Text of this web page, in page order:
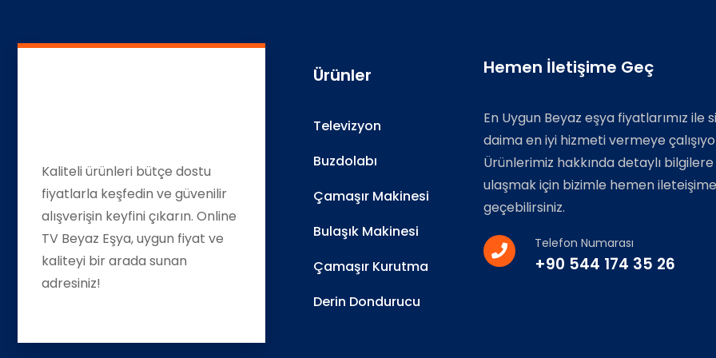
Kaliteli ürünleri bütçe dostu
fiyatlarla keşfedin ve güvenilir
alışverişin keyfini çıkarın. Online
TV Beyaz Eşya, uygun fiyat ve
kaliteyi bir arada sunan
adresiniz!
Ürünler
Televizyon
Buzdolabı
Çamaşır Makinesi
Bulaşık Makinesi
Çamaşır Kurutma
Derin Dondurucu
Hemen İletişime Geç
En Uygun Beyaz eşya fiyatlarımız ile
daima en iyi hizmeti vermeye
Ürünlerimiz hakkında detaylı bilgilere
ulaşmak için bizimle hemen ileteişime
geçebilirsiniz.
Telefon Numarası
+90 544 174 35 26